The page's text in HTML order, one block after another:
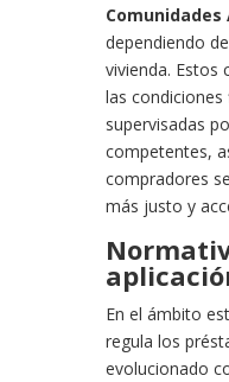
Comunidades
dependiendo
vivienda. Estos
las condiciones
supervisadas
competentes,
compradores
más justo y
En el ámbito
regula los
evolucionado